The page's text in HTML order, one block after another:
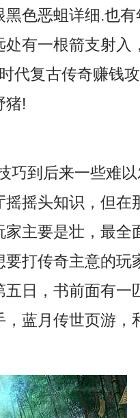
黑色恶蛆详细.也
有一根箭支射入
代复古传奇赚钱
猪!
巧到后来一些难
摇摇头知识，但在
家主要是壮，最全
要打传奇主意的玩
五日，书前面有一
，蓝月传世页游